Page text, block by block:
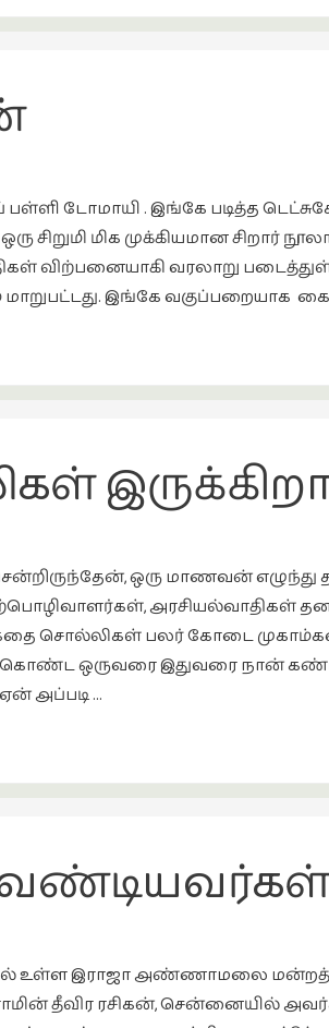
டோமாயி . இங்கே படித்த
மிக முக்கியமான சிறார்
விற்பனையாகி வரலாறு
மாறுபட்டது. இங்கே வகுப்பறையாக
சென்றிருந்தேன், ஒரு மாணவன்
அரசியல்வாதிகள்
சொல்லிகள் பலர் கோடை
ஒருவரை இதுவரை நான்
அப்படி …
உள்ள இராஜா அண்ணாமலை
தீவிர ரசிகன், சென்னையில்